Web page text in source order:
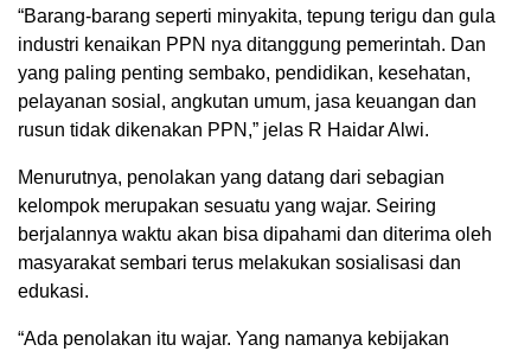
“Barang-barang seperti minyakita, tepung terigu dan gula
industri kenaikan PPN nya ditanggung pemerintah. Dan
yang paling penting sembako, pendidikan, kesehatan,
pelayanan sosial, angkutan umum, jasa keuangan dan
rusun tidak dikenakan PPN,” jelas R Haidar Alwi.
Menurutnya, penolakan yang datang dari sebagian
kelompok merupakan sesuatu yang wajar. Seiring
berjalannya waktu akan bisa dipahami dan diterima oleh
masyarakat sembari terus melakukan sosialisasi dan
edukasi.
“Ada penolakan itu wajar. Yang namanya kebijakan